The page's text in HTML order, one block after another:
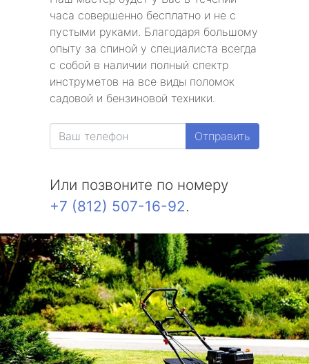
часа совершенно бесплатно и не с
пустыми руками. Благодаря большому
опыту за спиной у специалиста всегда
с собой в наличии полный спектр
инструметов на все виды поломок
садовой и бензиновой техники.
Отправить
Или позвоните по номеру
+7 (812) 507-16-92.